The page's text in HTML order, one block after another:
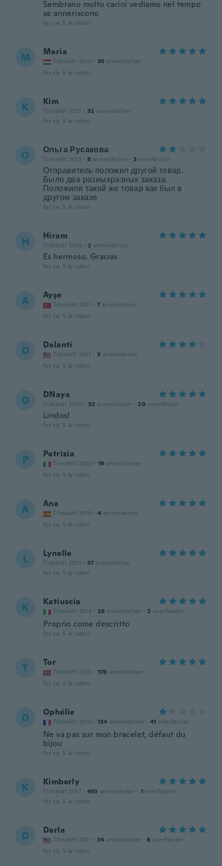
Sembrano molto carini vediamo nel tempo
se anneriscono
for ca. 5 år siden
M Maria
Tilmeldt 2015 · 95 anmeldelser
for ca. 5 år siden
K Kim
Tilmeldt 2017 · 32 anmeldelser
for ca. 5 år siden
О Ольга Русакова
Tilmeldt 2021 · 8 anmeldelser · 3 overførsler
Отправитель положил другой товар.
Было два разныхразных заказа.
Положили такой же товар как был в
другом заказе
for ca. 5 år siden
H Hiram
Tilmeldt 2018 · 2 anmeldelser
Es hermoso. Gracias
for ca. 5 år siden
A Ayşe
Tilmeldt 2021 · 7 anmeldelser
for ca. 5 år siden
D Dalanti
Tilmeldt 2021 · 3 anmeldelser
for ca. 5 år siden
D DNaya
Tilmeldt 2020 · 52 anmeldelser · 20 overførsler
Lindos!
for ca. 5 år siden
P Patrizia
Tilmeldt 2020 · 19 anmeldelser
for ca. 5 år siden
A Ana
Tilmeldt 2018 · 4 anmeldelser
for ca. 5 år siden
L Lynelle
Tilmeldt 2021 · 37 anmeldelser
for ca. 5 år siden
K Katiuscia
Tilmeldt 2014 · 29 anmeldelser · 2 overførsler
Proprio come descritto
for ca. 5 år siden
T Tor
Tilmeldt 2015 · 178 anmeldelser
for ca. 5 år siden
O Ophélie
Tilmeldt 2016 · 134 anmeldelser · 41 overførsler
Ne va pas sur mon bracelet, défaut du
bijou
for ca. 5 år siden
K Kimberly
Tilmeldt 2017 · 493 anmeldelser · 1 overførsler
for ca. 5 år siden
D Darla
Tilmeldt 2021 · 34 anmeldelser · 8 overførsler
for ca. 5 år siden